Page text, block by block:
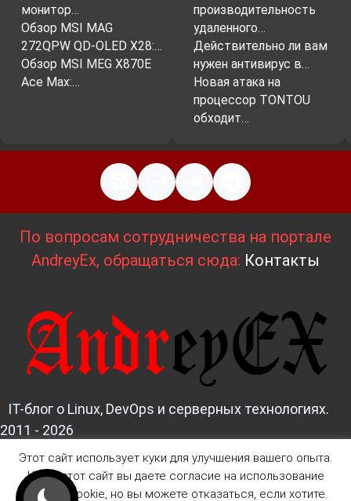
монитор…
Обзор MSI MAG
272QPW QD-OLED X28:…
Обзор MSI MEG X870E
Ace Max:…
производительность
удаленного…
Действительно ли вам
нужен антивирус в…
Новая атака на
процессор TONTOU
обходит…
По вопросам сотрудничества на портале
AndreyEx, обращаться сюда: Контакты
IT-блог о Linux, DevOps и серверных технологиях.
2011 - 2026
Дизайн и верстка:AndreyEx
Этот сайт использует куки для улучшения вашего опыта.
Читая этот сайт вы даете согласие на использование
файлов Cookie, но вы можете отказаться, если хотите.